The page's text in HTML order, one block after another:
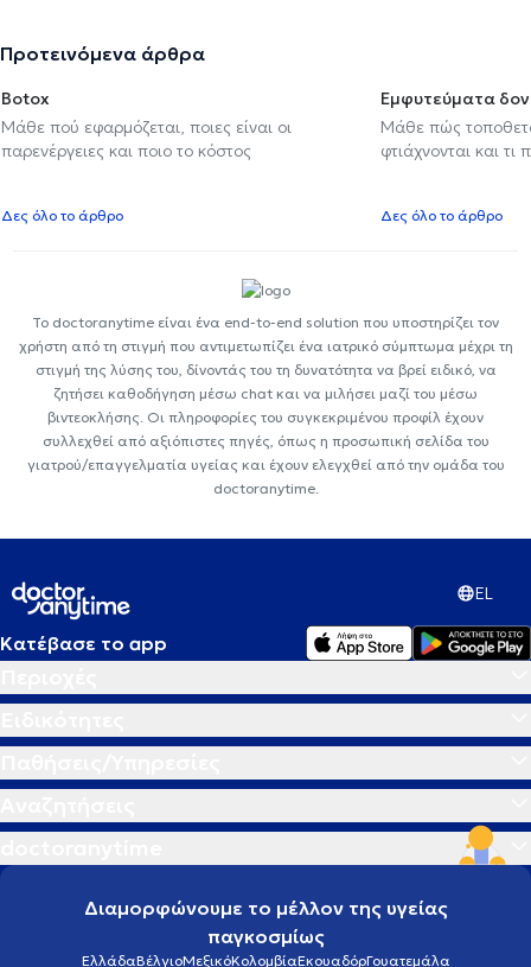
Προτεινόμενα άρθρα
Botox
Μάθε πού εφαρμόζεται, ποιες είναι οι
παρενέργειες και ποιο το κόστος
Δες όλο το άρθρο
Εμφυτεύματα
Μάθε πώς
φτιάχνονται και τι
Δες όλο το άρθρο
Το doctoranytime είναι ένα end-to-end solution που υποστηρίζει τον
χρήστη από τη στιγμή που αντιμετωπίζει ένα ιατρικό σύμπτωμα μέχρι τη
στιγμή της λύσης του, δίνοντάς του τη δυνατότητα να βρεί ειδικό, να
ζητήσει καθοδήγηση μέσω chat και να μιλήσει μαζί του μέσω
βιντεοκλήσης. Οι πληροφορίες του συγκεκριμένου προφίλ έχουν
συλλεχθεί από αξιόπιστες πηγές, όπως η προσωπική σελίδα του
γιατρού/επαγγελματία υγείας και έχουν ελεγχθεί από την ομάδα του
doctoranytime.
EL
Κατέβασε το app
Διαμορφώνουμε το μέλλον της υγείας
παγκοσμίως
ΕλλάδαΒέλγιοΜεξικόΚολομβίαΕκουαδόρΓουατεμάλα